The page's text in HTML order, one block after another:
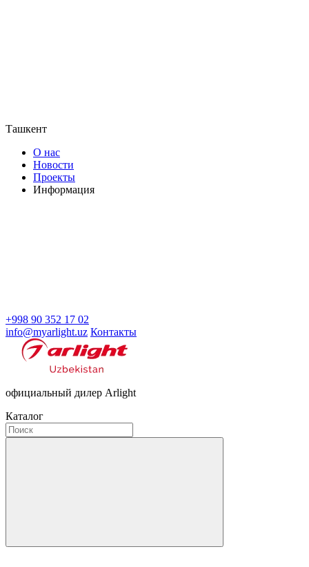
Ташкент
О нас
Новости
Проекты
Информация
+998 90 352 17 02
info@myarlight.uz Контакты
официальный дилер Arlight
Каталог